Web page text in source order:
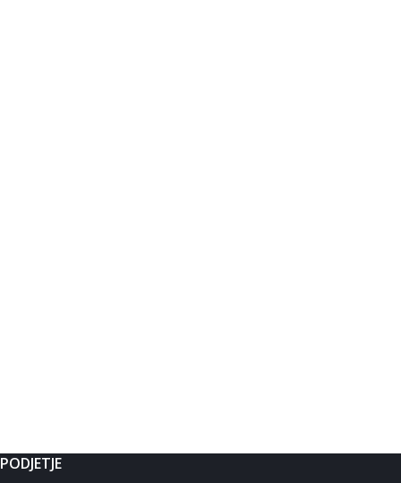
PODJETJE